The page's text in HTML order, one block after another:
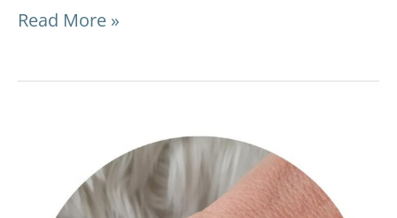
Read More »
Schmuckverbinder: